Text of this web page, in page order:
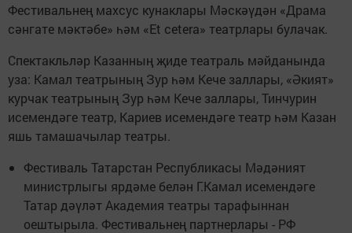
Фестивальнең махсус кунаклары Мәскәүдән «Драма
сәнгате мәктәбе» һәм «Et cetera» театрлары булачак.
Спектакльләр Казанның җиде театраль мәйданында
уза: Камал театрының Зур һәм Кече заллары, «Әкият»
курчак театрының Зур һәм Кече заллары, Тинчурин
исемендәге театр, Кариев исемендәге театр һәм Казан
яшь тамашачылар театры.
Фестиваль Татарстан Республикасы Мәдәният
министрлыгы ярдәме белән Г.Камал исемендәге
Татар дәүләт Академия театры тарафыннан
оештырыла. Фестивальнең партнерлары - РФ